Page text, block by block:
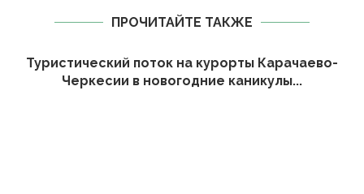
ПРОЧИТАЙТЕ ТАКЖЕ
Туристический поток на курорты Карачаево-
Черкесии в новогодние каникулы...